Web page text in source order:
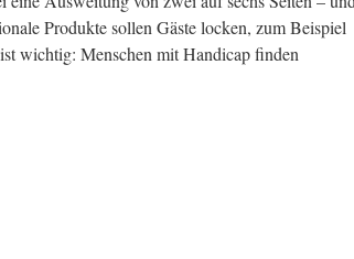
Produkte sollen Gäste locken, zum Beispiel
wichtig: Menschen mit Handicap finden